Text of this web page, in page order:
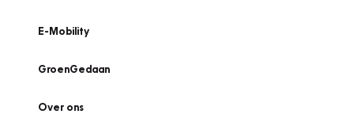
E-Mobility
GroenGedaan
Over ons